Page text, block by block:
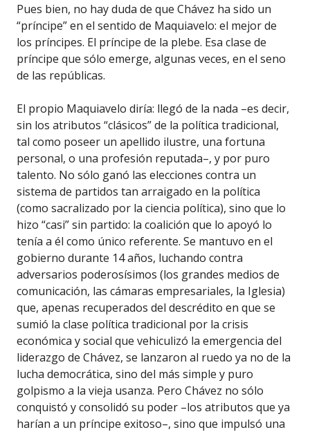
Pues bien, no hay duda de que Chávez ha sido un
“príncipe” en el sentido de Maquiavelo: el mejor de
los príncipes. El príncipe de la plebe. Esa clase de
príncipe que sólo emerge, algunas veces, en el seno
de las repúblicas.
El propio Maquiavelo diría: llegó de la nada –es decir,
sin los atributos “clásicos” de la política tradicional,
tal como poseer un apellido ilustre, una fortuna
personal, o una profesión reputada–, y por puro
talento. No sólo ganó las elecciones contra un
sistema de partidos tan arraigado en la política
(como sacralizado por la ciencia política), sino que lo
hizo “casi” sin partido: la coalición que lo apoyó lo
tenía a él como único referente. Se mantuvo en el
gobierno durante 14 años, luchando contra
adversarios poderosísimos (los grandes medios de
comunicación, las cámaras empresariales, la Iglesia)
que, apenas recuperados del descrédito en que se
sumió la clase política tradicional por la crisis
económica y social que vehiculizó la emergencia del
liderazgo de Chávez, se lanzaron al ruedo ya no de la
lucha democrática, sino del más simple y puro
golpismo a la vieja usanza. Pero Chávez no sólo
conquistó y consolidó su poder –los atributos que ya
harían a un príncipe exitoso–, sino que impulsó una